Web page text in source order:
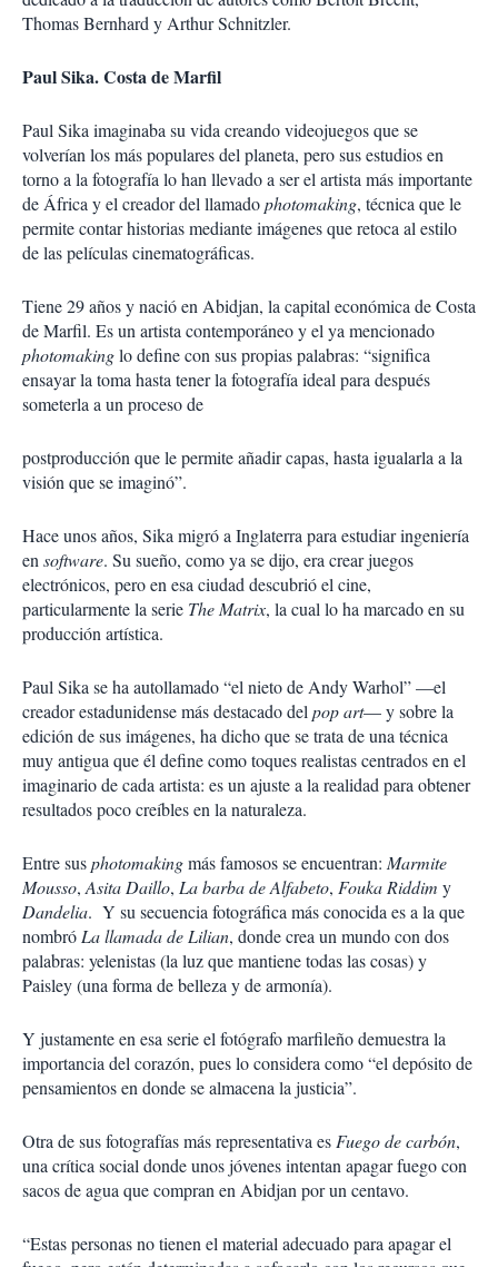
Thomas Bernhard y Arthur Schnitzler.
Paul Sika. Costa de Marfil
Paul Sika imaginaba su vida creando videojuegos que se
volverían los más populares del planeta, pero sus estudios en
torno a la fotografía lo han llevado a ser el artista más importante
de África y el creador del llamadophotomaking, técnica que le
permite contar historias mediante imágenes que retoca al estilo
de las películas cinematográficas.
Tiene 29 años y nació en Abidjan, la capital económica de Costa
de Marfil. Es un artista contemporáneo y el ya mencionado
photomakinglo define con sus propias palabras: “significa
ensayar la toma hasta tener la fotografía ideal para después
someterla a un proceso de
postproducción que le permite añadir capas, hasta igualarla a la
visión que se imaginó”.
Hace unos años, Sika migró a Inglaterra para estudiar ingeniería
ensoftware. Su sueño, como ya se dijo, era crear juegos
electrónicos, pero en esa ciudad descubrió el cine,
particularmente la serie The Matrix, la cual lo ha marcado en su
producción artística.
Paul Sika se ha autollamado “el nieto de Andy Warhol” —el
creador estadunidense más destacado delpop art— y sobre la
edición de sus imágenes, ha dicho que se trata de una técnica
muy antigua que él define como toques realistas centrados en el
imaginario de cada artista: es un ajuste a la realidad para obtener
resultados poco creíbles en la naturaleza.
Entre susphotomakingmás famosos se encuentran: Marmite
Mousso,Asita Daillo, La barba de Alfabeto, Fouka Riddim y
Dandelia. Y su secuencia fotográfica más conocida es a la que
nombróLa llamada de Lilian, donde crea un mundo con dos
palabras: yelenistas (la luz que mantiene todas las cosas) y
Paisley (una forma de belleza y de armonía).
Y justamente en esa serie el fotógrafo marfileño demuestra la
importancia del corazón, pues lo considera como “el depósito de
pensamientos en donde se almacena la justicia”.
Otra de sus fotografías más representativa esFuego de carbón,
una crítica social donde unos jóvenes intentan apagar fuego con
sacos de agua que compran en Abidjan por un centavo.
“Estas personas no tienen el material adecuado para apagar el